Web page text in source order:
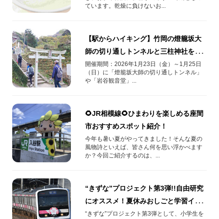
ています。乾燥に負けないお...
【駅からハイキング】竹岡の燈籠坂大
師の切り通しトンネルと三柱神社を巡
るハイキング【房総・富津市】
開催期間：2026年1月23日（金）～1月25日
（日）に「燈籠坂大師の切り通しトンネル」
や「岩谷観音堂」...
🌻JR相模線🌻ひまわりを楽しめる座間
市おすすめスポット紹介！
今年も暑い夏がやってきました！そんな夏の
風物詩といえば、皆さん何を思い浮かべます
か？今回ご紹介するのは、...
“きずな”プロジェクト第3弾!!自由研究
にオススメ！夏休みおしごと学習イベ
ント
“きずな”プロジェクト第3弾として、小学生を